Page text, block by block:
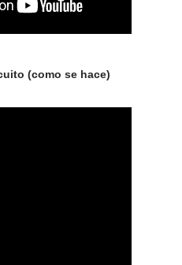
(como se hace)